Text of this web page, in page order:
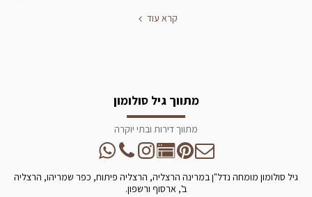
קרא עוד
מתווך גיל סולומון
מתווך דירות ובתי יוקרה
גיל סולומון מומחה נדל"ן במרינה הרצליה, הרצליה פיתוח, כפר שמריהו, הרצליה
ב', ארסוף ורשפון.